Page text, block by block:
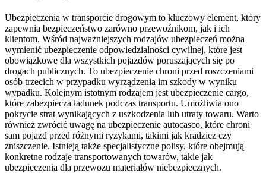
Ubezpieczenia w transporcie drogowym to kluczowy element, który
zapewnia bezpieczeństwo zarówno przewoźnikom, jak i ich
klientom. Wśród najważniejszych rodzajów ubezpieczeń można
wymienić ubezpieczenie odpowiedzialności cywilnej, które jest
obowiązkowe dla wszystkich pojazdów poruszających się po
drogach publicznych. To ubezpieczenie chroni przed roszczeniami
osób trzecich w przypadku wyrządzenia im szkody w wyniku
wypadku. Kolejnym istotnym rodzajem jest ubezpieczenie cargo,
które zabezpiecza ładunek podczas transportu. Umożliwia ono
pokrycie strat wynikających z uszkodzenia lub utraty towaru. Warto
również zwrócić uwagę na ubezpieczenie autocasco, które chroni
sam pojazd przed różnymi ryzykami, takimi jak kradzież czy
zniszczenie. Istnieją także specjalistyczne polisy, które obejmują
konkretne rodzaje transportowanych towarów, takie jak
ubezpieczenia dla przewozu materiałów niebezpiecznych.